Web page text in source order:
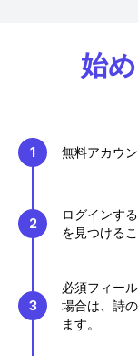
始
1 無料アカウ
2
ログインす
を見つける
3
必須フィー
場合は、詩
ます。